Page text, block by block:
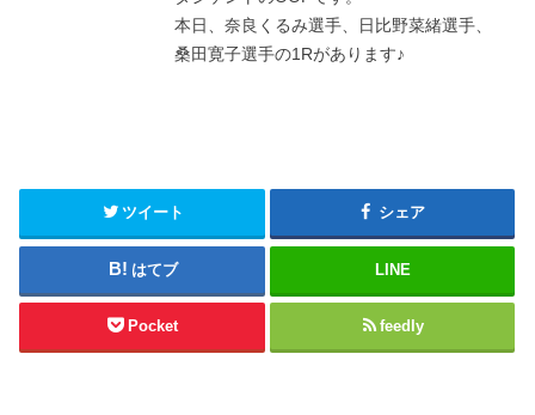
本日、奈良くるみ選手、日比野菜緒選手、
桑田寛子選手の1Rがあります♪
ツイート シェア
はてブ LINE
Pocket feedly